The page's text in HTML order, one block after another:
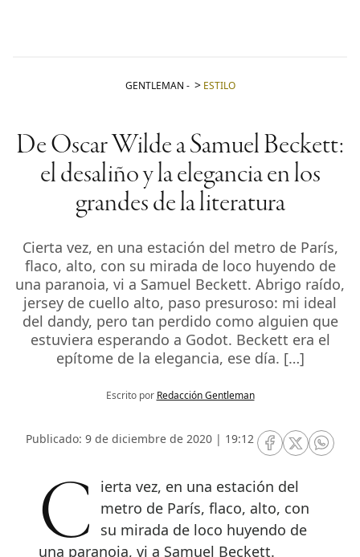
GENTLEMAN - ESTILO
De Oscar Wilde a Samuel Beckett:
el desaliño y la elegancia en los
grandes de la literatura
Cierta vez, en una estación del metro de París,
flaco, alto, con su mirada de loco huyendo de
una paranoia, vi a Samuel Beckett. Abrigo raído,
jersey de cuello alto, paso presuroso: mi ideal
del dandy, pero tan perdido como alguien que
estuviera esperando a Godot. Beckett era el
epítome de la elegancia, ese día. […]
Escrito por Redacción Gentleman
Publicado: 9 de diciembre de 2020 | 19:12
RRSS Facebook
RRSSRRSS
Cierta vez, en una estación del
metro de París, flaco, alto, con
su mirada de loco huyendo de
una paranoia, vi a Samuel Beckett.